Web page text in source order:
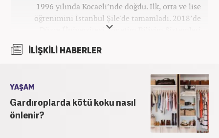
1996 yılında Kocaeli’nde doğdu. İlk, orta ve lise
öğrenimini İstanbul Şile'de tamamladı. 2018’de
Düzce Üniversitesi Yönetim Bilişim Sistemleri
bağlı Haber7.com bünyesinde ‘SEO Editörü’
İLİŞKİLİ HABERLER
YAŞAM
Gardıroplarda kötü koku nasıl
önlenir?